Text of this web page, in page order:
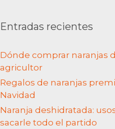
Proveedor de naranjas
©2024 | Blog de noticias y